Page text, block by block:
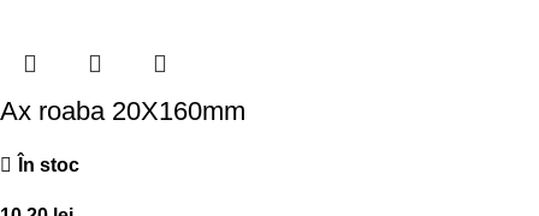
Ax roaba 20X160mm
În stoc